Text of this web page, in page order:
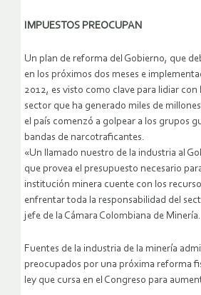
IMPUESTOS PREOCUPAN
Un plan de reforma del Gobierno, que
en los próximos dos meses e
2012, es visto como clave para lidiar con
sector que ha generado miles de
el país comenzó a golpear a los grupos
bandas de narcotraficantes.
«Un llamado nuestro de la industria al
que provea el presupuesto necesario
institución minera cuente con los
enfrentar toda la responsabilidad del
jefe de la Cámara Colombiana de Minería.
Fuentes de la industria de la minería
preocupados por una próxima reforma
ley que cursa en el Congreso para